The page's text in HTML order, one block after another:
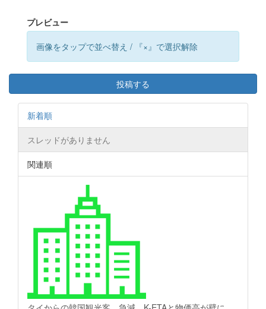
プレビュー
画像をタップで並べ替え / 『×』で選択解除
投稿する
新着順
スレッドがありません
関連順